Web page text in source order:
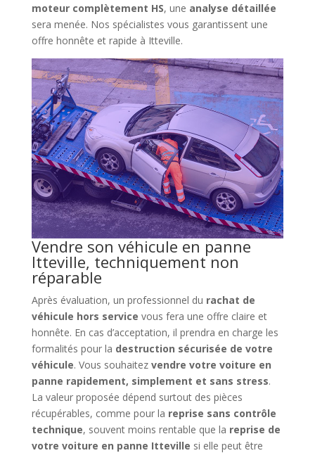
moteur complètement HS, une analyse détaillée
sera menée. Nos spécialistes vous garantissent une
offre honnête et rapide à Itteville.
Vendre son véhicule en panne
Itteville, techniquement non
réparable
Après évaluation, un professionnel du rachat de
véhicule hors service vous fera une offre claire et
honnête. En cas d’acceptation, il prendra en charge les
formalités pour la destruction sécurisée de votre
véhicule. Vous souhaitez vendre votre voiture en
panne rapidement, simplement et sans stress.
La valeur proposée dépend surtout des pièces
récupérables, comme pour la reprise sans contrôle
technique, souvent moins rentable que la reprise de
votre voiture en panne Itteville si elle peut être